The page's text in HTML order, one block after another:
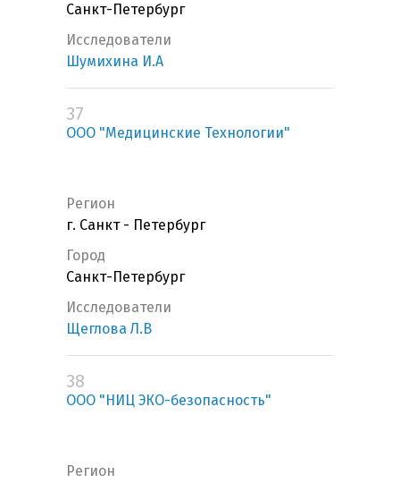
Санкт-Петербург
Исследователи
Шумихина И.А
37
ООО "Медицинские Технологии"
Регион
г. Санкт - Петербург
Город
Санкт-Петербург
Исследователи
Щеглова Л.В
38
ООО "НИЦ ЭКО-безопасность"
Регион